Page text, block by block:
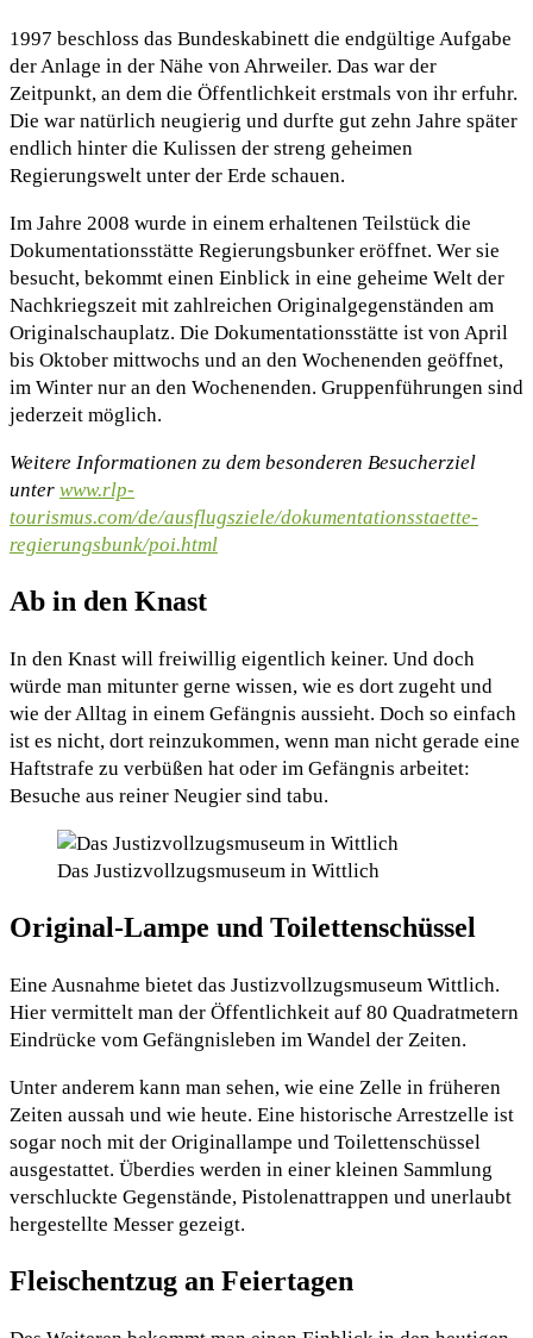
1997 beschloss das Bundeskabinett die endgültige Aufgabe
der Anlage in der Nähe von Ahrweiler. Das war der
Zeitpunkt, an dem die Öffentlichkeit erstmals von ihr erfuhr.
Die war natürlich neugierig und durfte gut zehn Jahre später
endlich hinter die Kulissen der streng geheimen
Regierungswelt unter der Erde schauen.
Im Jahre 2008 wurde in einem erhaltenen Teilstück die
Dokumentationsstätte Regierungsbunker eröffnet. Wer sie
besucht, bekommt einen Einblick in eine geheime Welt der
Nachkriegszeit mit zahlreichen Originalgegenständen am
Originalschauplatz. Die Dokumentationsstätte ist von April
bis Oktober mittwochs und an den Wochenenden geöffnet,
im Winter nur an den Wochenenden. Gruppenführungen sind
jederzeit möglich.
Weitere Informationen zu dem besonderen Besucherziel
unter www.rlp-
tourismus.com/de/ausflugsziele/dokumentationsstaette-
regierungsbunk/poi.html
Ab in den Knast
In den Knast will freiwillig eigentlich keiner. Und doch
würde man mitunter gerne wissen, wie es dort zugeht und
wie der Alltag in einem Gefängnis aussieht. Doch so einfach
ist es nicht, dort reinzukommen, wenn man nicht gerade eine
Haftstrafe zu verbüßen hat oder im Gefängnis arbeitet:
Besuche aus reiner Neugier sind tabu.
Das Justizvollzugsmuseum in Wittlich
Original-Lampe und Toilettenschüssel
Eine Ausnahme bietet das Justizvollzugsmuseum Wittlich.
Hier vermittelt man der Öffentlichkeit auf 80 Quadratmetern
Eindrücke vom Gefängnisleben im Wandel der Zeiten.
Unter anderem kann man sehen, wie eine Zelle in früheren
Zeiten aussah und wie heute. Eine historische Arrestzelle ist
sogar noch mit der Originallampe und Toilettenschüssel
ausgestattet. Überdies werden in einer kleinen Sammlung
verschluckte Gegenstände, Pistolenattrappen und unerlaubt
hergestellte Messer gezeigt.
Fleischentzug an Feiertagen